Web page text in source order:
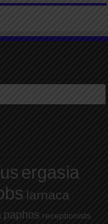
ergasia
larnaca
paphos receptionists